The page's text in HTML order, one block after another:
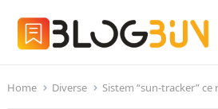
Home Diverse Sistem “sun-tracker” ce